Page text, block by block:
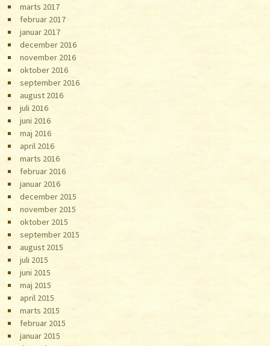
marts 2017
februar 2017
januar 2017
december 2016
november 2016
oktober 2016
september 2016
august 2016
juli 2016
juni 2016
maj 2016
april 2016
marts 2016
februar 2016
januar 2016
december 2015
november 2015
oktober 2015
september 2015
august 2015
juli 2015
juni 2015
maj 2015
april 2015
marts 2015
februar 2015
januar 2015